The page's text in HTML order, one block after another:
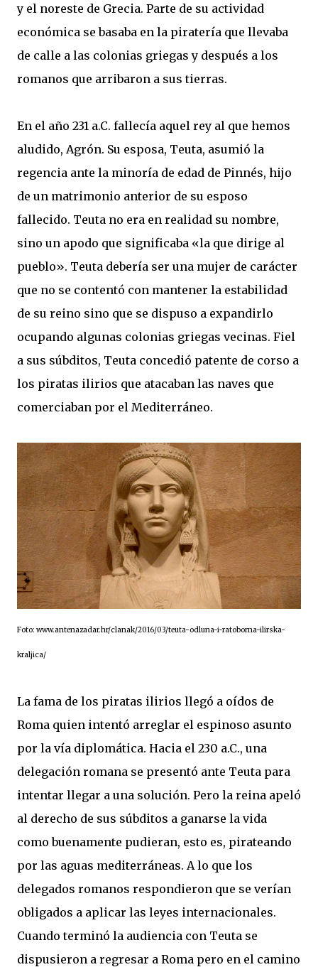
y el noreste de Grecia. Parte de su actividad
económica se basaba en la piratería que llevaba
de calle a las colonias griegas y después a los
romanos que arribaron a sus tierras.
En el año 231 a.C. fallecía aquel rey al que hemos
aludido, Agrón. Su esposa, Teuta, asumió la
regencia ante la minoría de edad de Pinnés, hijo
de un matrimonio anterior de su esposo
fallecido. Teuta no era en realidad su nombre,
sino un apodo que significaba «la que dirige al
pueblo». Teuta debería ser una mujer de carácter
que no se contentó con mantener la estabilidad
de su reino sino que se dispuso a expandirlo
ocupando algunas colonias griegas vecinas. Fiel
a sus súbditos, Teuta concedió patente de corso a
los piratas ilirios que atacaban las naves que
comerciaban por el Mediterráneo.
Foto: www.antenazadar.hr/clanak/2016/03/teuta-odluna-i-ratoborna-ilirska-
kraljica/
La fama de los piratas ilirios llegó a oídos de
Roma quien intentó arreglar el espinoso asunto
por la vía diplomática. Hacia el 230 a.C., una
delegación romana se presentó ante Teuta para
intentar llegar a una solución. Pero la reina apeló
al derecho de sus súbditos a ganarse la vida
como buenamente pudieran, esto es, pirateando
por las aguas mediterráneas. A lo que los
delegados romanos respondieron que se verían
obligados a aplicar las leyes internacionales.
Cuando terminó la audiencia con Teuta se
dispusieron a regresar a Roma pero en el camino